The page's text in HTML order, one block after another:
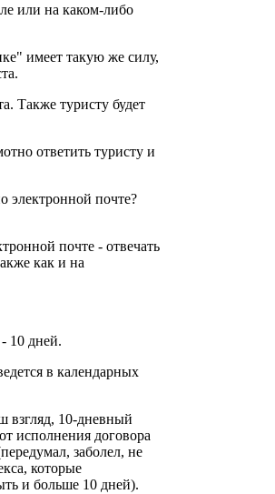
или на каком-либо
имеет такую же силу,
Также туристу будет
ответить туристу и
электронной почте?
почте - отвечать
как и на
10 дней.
в календарных
взгляд, 10-дневный
исполнения договора
заболел, не
которые
и больше 10 дней).